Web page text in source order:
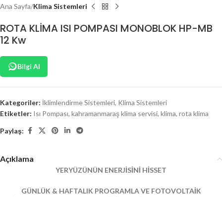
Ana Sayfa Klima Sistemleri
ROTA KLİMA ISI POMPASI MONOBLOK HP-MB
12 Kw
Bilgi Al
Kategoriler: İklimlendirme Sistemleri, Klima Sistemleri
Etiketler: Isı Pompası, kahramanmaraş klima servisi, klima, rota klima
Paylaş:
Açıklama
YERYÜZÜNÜN ENERJİSİNİ HİSSET
GÜNLÜK & HAFTALIK PROGRAMLA VE FOTOVOLTAİK